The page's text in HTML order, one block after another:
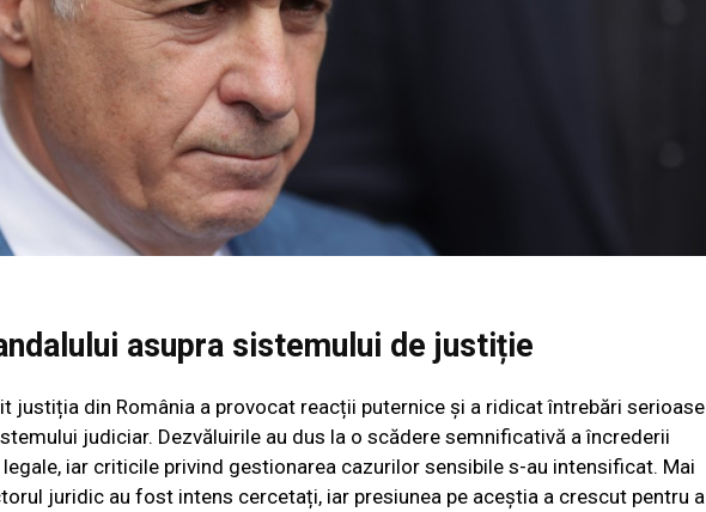
asupra sistemului de justiție
justiția din România a provocat reacții puternice și a ridicat întrebări serioase
judiciar. Dezvăluirile au dus la o scădere semnificativă a încrederii
iar criticile privind gestionarea cazurilor sensibile s-au intensificat. Mai
juridic au fost intens cercetați, iar presiunea pe aceștia a crescut pentru a